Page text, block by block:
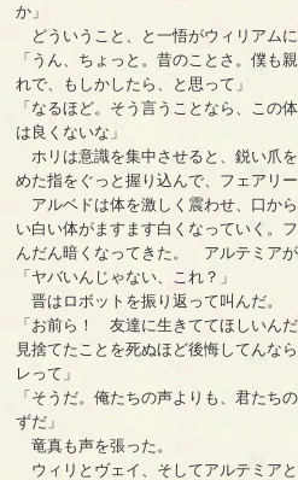
か」
どういうこと、と一悟がウィリアムに
「うん、ちょっと。昔のことさ。僕も
れで、もしかしたら、と思って」
「なるほど。そう言うことなら、この
は良くないな」
ホリは意識を集中させると、鋭い爪
めた指をぐっと握り込んで、フェアリ
アルベドは体を激しく震わせ、口か
い白い体がますます白くなっていく。
んだん暗くなってきた。 アルテミアが
「ヤバいんじゃない、これ？」
晋はロボットを振り返って叫んだ。
「お前ら！ 友達に生きててほしい
見捨てたことを死ぬほど後悔してんな
レって」
「そうだ。俺たちの声よりも、君たち
ずだ」
竜真も声を張った。
ウィリとヴェイ、そしてアルテミア